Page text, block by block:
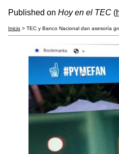
Published on Hoy en el TEC (
Inicio > TEC y Banco Nacional dan asesoría